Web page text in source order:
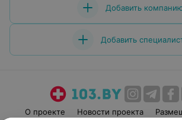
Добавить
Добавить
О проекте Новости проекта